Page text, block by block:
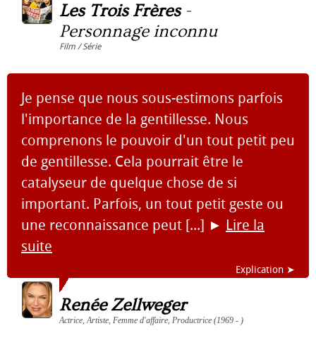
Les Trois Frères-
Personnage inconnu
Film / Série
Je pense que nous sous-estimons parfois
l'importance de la gentillesse. Nous
comprenons le pouvoir d'un tout petit peu
de gentillesse. Cela pourrait être le
catalyseur de quelque chose de si
important. Parfois, un tout petit geste ou
une reconnaissance peut [...] ► Lire la
suite
Explication ➤
Renée Zellweger
Actrice, Artiste, Femme d'affaire, Productrice (1969 - )